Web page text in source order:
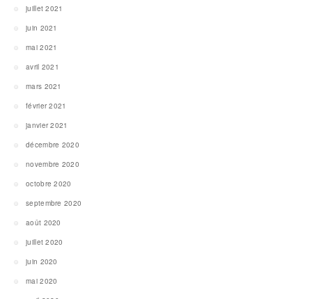
juillet 2021
juin 2021
mai 2021
avril 2021
mars 2021
février 2021
janvier 2021
décembre 2020
novembre 2020
octobre 2020
septembre 2020
août 2020
juillet 2020
juin 2020
mai 2020